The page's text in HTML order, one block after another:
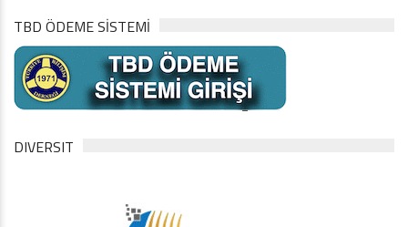
TBD ÖDEME SİSTEMİ
DIVERSIT